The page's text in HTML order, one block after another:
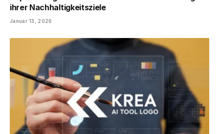
ihrer Nachhaltigkeitsziele
Januar 13, 2026